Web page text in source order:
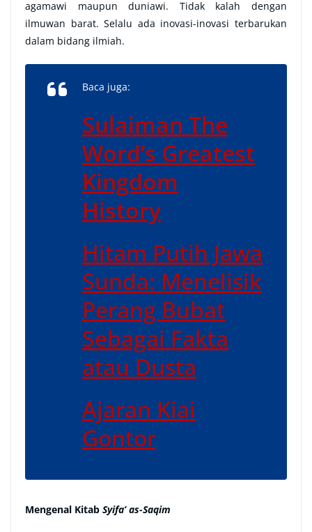
agamawi maupun duniawi. Tidak kalah dengan
ilmuwan barat. Selalu ada inovasi-inovasi terbarukan
dalam bidang ilmiah.
Baca juga:
Sulaiman The
Word’s Greatest
Kingdom
History
Hitam Putih Jawa
Sunda: Menelisik
Perang Bubat
Sebagai Fakta
atau Dusta
Ajaran Kiai
Gontor
Mengenal Kitab Syifa’ as-Saqim